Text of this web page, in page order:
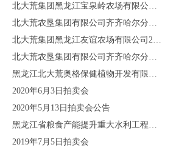
2020年6月3日拍卖会
2020年5月13日拍卖会公告
2019年7月5日拍卖会